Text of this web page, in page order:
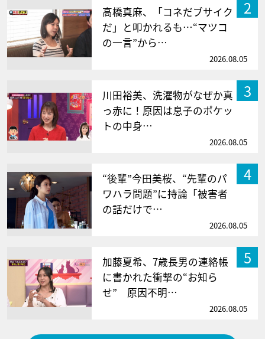
2
高橋真麻、「コネだブサイク
だ」と叩かれるも…“マツコ
の一言”から…
2026.08.05
3
川田裕美、洗濯物がなぜか真
っ赤に！原因は息子のポケッ
トの中身…
2026.08.05
4
“後輩”今田美桜、“先輩のパ
ワハラ問題”に持論「被害者
の話だけで…
2026.08.05
5
加藤夏希、7歳長男の連絡帳
に書かれた衝撃の“お知ら
せ” 原因不明…
2026.08.05